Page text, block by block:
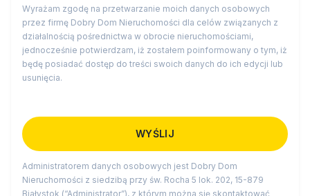
Wyrażam zgodę na przetwarzanie moich danych osobowych
przez firmę Dobry Dom Nieruchomości dla celów związanych z
działalnością pośrednictwa w obrocie nieruchomościami,
jednocześnie potwierdzam, iż zostałem poinformowany o tym, iż
będę posiadać dostęp do treści swoich danych do ich edycji lub
usunięcia.
Administratorem danych osobowych jest Dobry Dom
Nieruchomości z siedzibą przy św. Rocha 5 lok. 202, 15-879
Białystok (“Administrator”), z którym można się skontaktować